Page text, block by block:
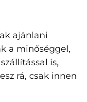
ajánlani
a minőséggel,
is,
rá, csak innen